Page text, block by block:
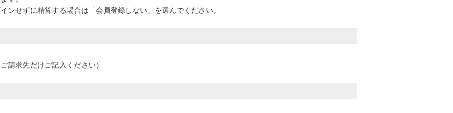
ンせずに精算する場合は「会員登録しない」を選んでください。
請求先だけご記入ください）